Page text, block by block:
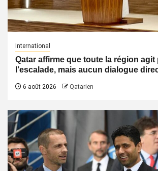
International
Qatar affirme que toute la région agit
l’escalade, mais aucun dialogue
6 août 2026 Qatarien